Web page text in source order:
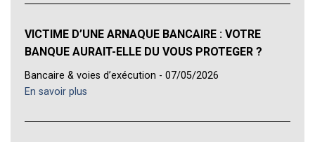
VICTIME D’UNE ARNAQUE BANCAIRE : VOTRE
BANQUE AURAIT-ELLE DU VOUS PROTEGER ?
Bancaire & voies d’exécution - 07/05/2026
En savoir plus